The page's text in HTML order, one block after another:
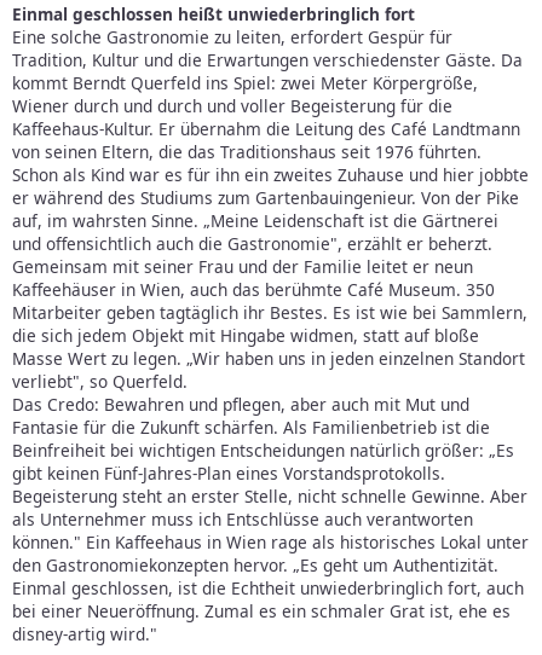
Einmal geschlossen heißt unwiederbringlich fort
Eine solche Gastronomie zu leiten, erfordert Gespür für
Tradition, Kultur und die Erwartungen verschiedenster Gäste. Da
kommt Berndt Querfeld ins Spiel: zwei Meter Körpergröße,
Wiener durch und durch und voller Begeisterung für die
Kaffeehaus-Kultur. Er übernahm die Leitung des Café Landtmann
von seinen Eltern, die das Traditionshaus seit 1976 führten.
Schon als Kind war es für ihn ein zweites Zuhause und hier jobbte
er während des Studiums zum Gartenbauingenieur. Von der Pike
auf, im wahrsten Sinne. „Meine Leidenschaft ist die Gärtnerei
und offensichtlich auch die Gastronomie", erzählt er beherzt.
Gemeinsam mit seiner Frau und der Familie leitet er neun
Kaffeehäuser in Wien, auch das berühmte Café Museum. 350
Mitarbeiter geben tagtäglich ihr Bestes. Es ist wie bei Sammlern,
die sich jedem Objekt mit Hingabe widmen, statt auf bloße
Masse Wert zu legen. „Wir haben uns in jeden einzelnen Standort
verliebt", so Querfeld.
Das Credo: Bewahren und pflegen, aber auch mit Mut und
Fantasie für die Zukunft schärfen. Als Familienbetrieb ist die
Beinfreiheit bei wichtigen Entscheidungen natürlich größer: „Es
gibt keinen Fünf-Jahres-Plan eines Vorstandsprotokolls.
Begeisterung steht an erster Stelle, nicht schnelle Gewinne. Aber
als Unternehmer muss ich Entschlüsse auch verantworten
können." Ein Kaffeehaus in Wien rage als historisches Lokal unter
den Gastronomiekonzepten hervor. „Es geht um Authentizität.
Einmal geschlossen, ist die Echtheit unwiederbringlich fort, auch
bei einer Neueröffnung. Zumal es ein schmaler Grat ist, ehe es
disney-artig wird."